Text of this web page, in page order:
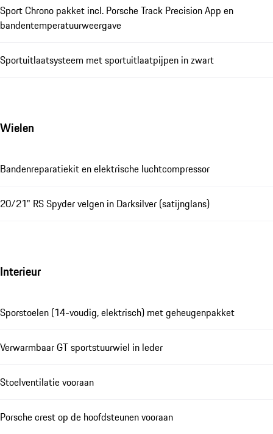
Sport Chrono pakket incl. Porsche Track Precision App en
bandentemperatuurweergave
Sportuitlaatsysteem met sportuitlaatpijpen in zwart
Wielen
Bandenreparatiekit en elektrische luchtcompressor
20/21" RS Spyder velgen in Darksilver (satijnglans)
Interieur
Sporstoelen (14-voudig, elektrisch) met geheugenpakket
Verwarmbaar GT sportstuurwiel in leder
Stoelventilatie vooraan
Porsche crest op de hoofdsteunen vooraan